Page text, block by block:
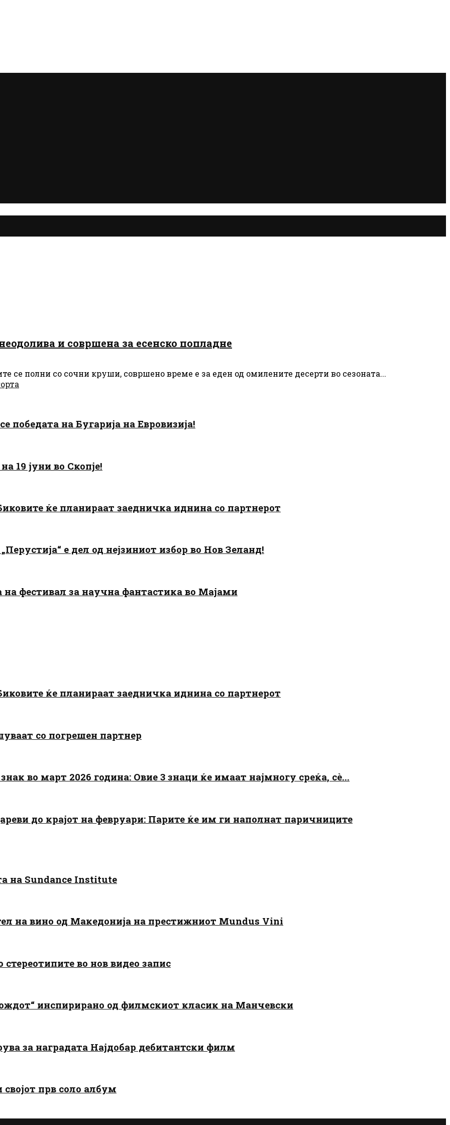
и совршена за есенско попладне
се полни со сочни круши, совршено време е за еден од омилените десерти во сезоната...
победата на Бугарија на Евровизија!
19 јуни во Скопје!
ќе планираат заедничка иднина со партнерот
е дел од нејзиниот избор во Нов Зеланд!
на фестивал за научна фантастика во Мајами
ќе планираат заедничка иднина со партнерот
со погрешен партнер
во март 2026 година: Овие 3 знаци ќе имаат најмногу среќа, сè...
до крајот на февруари: Парите ќе им ги наполнат паричниците
на Sundance Institute
на вино од Македонија на престижниот Mundus Vini
во нов видео запис
инспирирано од филмскиот класик на Манчевски
за наградата Најдобар дебитантски филм
прв соло албум